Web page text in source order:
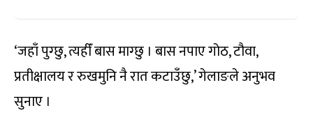
‘जहाँ पुग्छु, त्यहीँ बास माग्छु । बास नपाए गोठ, टौवा,
प्रतीक्षालय र रुखमुनि नै रात कटाउँछु,’ गेलाङले अनुभव
सुनाए ।